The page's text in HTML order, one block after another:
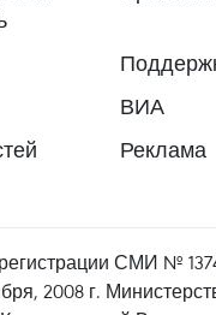
ВИА
Реклама
СМИ №
2008 г.